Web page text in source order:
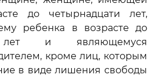
до четырнадцати лет,
ребенка в возрасте до
лет и являющемуся
кроме лиц, которым
в виде лишения свободы